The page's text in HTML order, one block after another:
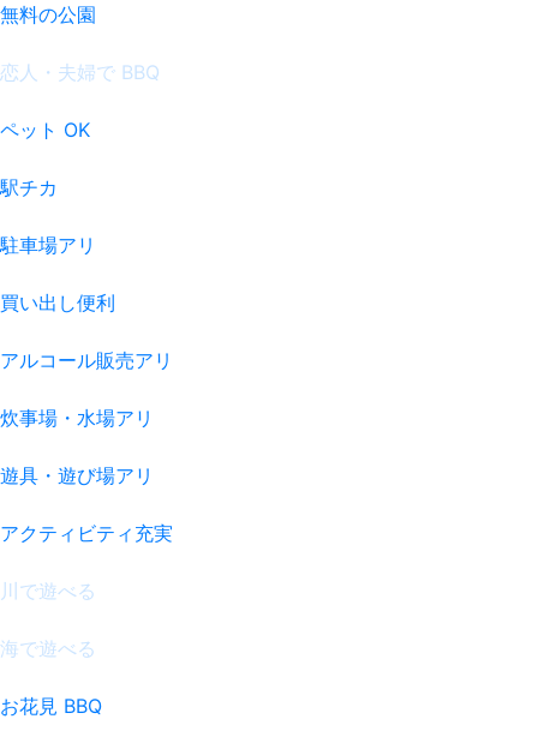
無料の公園
恋人・夫婦で BBQ
ペット OK
駅チカ
駐車場アリ
買い出し便利
アルコール販売アリ
炊事場・水場アリ
遊具・遊び場アリ
アクティビティ充実
川で遊べる
海で遊べる
お花見 BBQ